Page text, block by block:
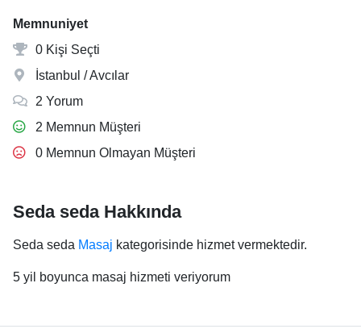
Memnuniyet
0 Kişi Seçti
İstanbul / Avcılar
2 Yorum
2 Memnun Müşteri
0 Memnun Olmayan Müşteri
Seda seda Hakkında
Seda seda Masaj kategorisinde hizmet vermektedir.
5 yil boyunca masaj hizmeti veriyorum